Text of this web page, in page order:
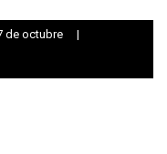
de octubre |